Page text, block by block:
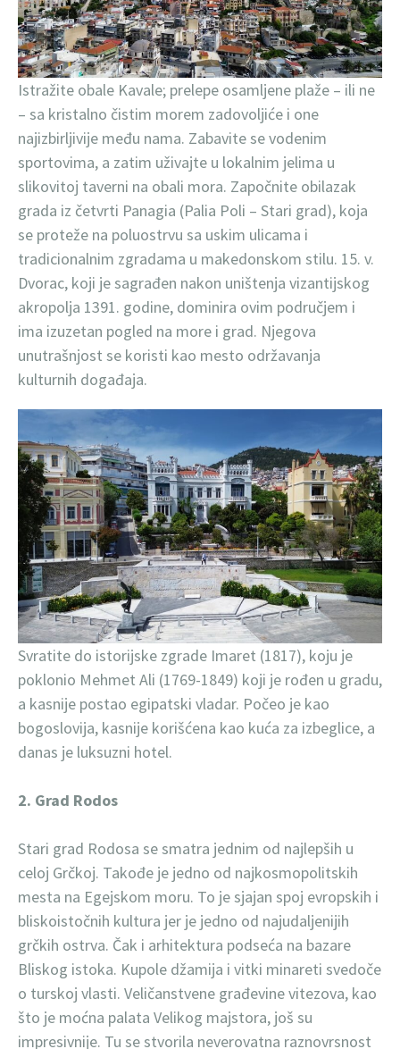
Istražite obale Kavale; prelepe osamljene plaže – ili ne
– sa kristalno čistim morem zadovoljiće i one
najizbirljivije među nama. Zabavite se vodenim
sportovima, a zatim uživajte u lokalnim jelima u
slikovitoj taverni na obali mora. Započnite obilazak
grada iz četvrti Panagia (Palia Poli – Stari grad), koja
se proteže na poluostrvu sa uskim ulicama i
tradicionalnim zgradama u makedonskom stilu. 15. v.
Dvorac, koji je sagrađen nakon uništenja vizantijskog
akropolja 1391. godine, dominira ovim područjem i
ima izuzetan pogled na more i grad. Njegova
unutrašnjost se koristi kao mesto održavanja
kulturnih događaja.
Svratite do istorijske zgrade Imaret (1817), koju je
poklonio Mehmet Ali (1769-1849) koji je rođen u gradu,
a kasnije postao egipatski vladar. Počeo je kao
bogoslovija, kasnije korišćena kao kuća za izbeglice, a
danas je luksuzni hotel.
2. Grad Rodos
Stari grad Rodosa se smatra jednim od najlepših u
celoj Grčkoj. Takođe je jedno od najkosmopolitskih
mesta na Egejskom moru. To je sjajan spoj evropskih i
bliskoistočnih kultura jer je jedno od najudaljenijih
grčkih ostrva. Čak i arhitektura podseća na bazare
Bliskog istoka. Kupole džamija i vitki minareti svedoče
o turskoj vlasti. Veličanstvene građevine vitezova, kao
što je moćna palata Velikog majstora, još su
impresivnije. Tu se stvorila neverovatna raznovrsnost